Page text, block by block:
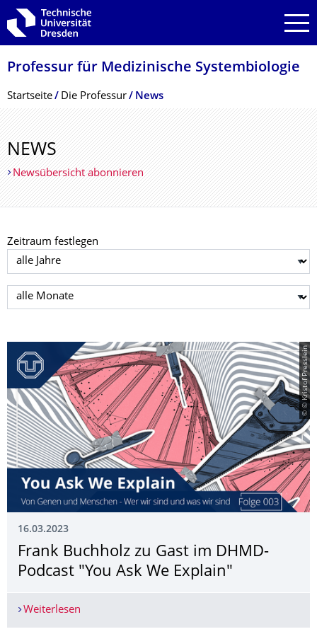
Zur Hauptnavigation springen
Zur Suche springen
Zum Inhalt springen
Professur für Medizinische Systembiologie
Breadcrumb-Menü
Startseite Die Professur News
NEWS
Newsübersicht abonnieren
Zeitraum festlegen
Jahr auswählen
Monat auswählen
© © Kristof Presslein
16.03.2023
Frank Buchholz zu Gast im DHMD-
Podcast "You Ask We Explain"
Weiterlesen